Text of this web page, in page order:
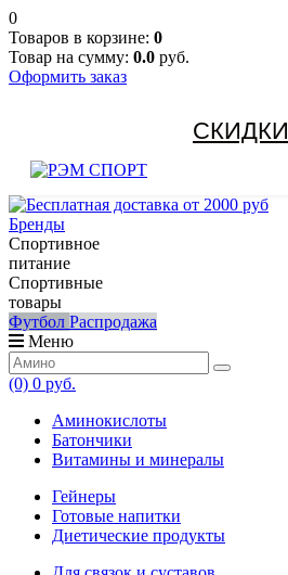
0
Товаров в корзине: 0
Товар на сумму: 0.0 руб.
Оформить заказ
СКИДКИ
Бренды
Спортивное
питание
Спортивные
товары
Футбол Распродажа
Меню
(0) 0 руб.
Аминокислоты
Батончики
Витамины и минералы
Гейнеры
Готовые напитки
Диетические продукты